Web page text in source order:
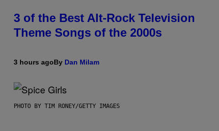
3 of the Best Alt-Rock Television
Theme Songs of the 2000s
3 hours agoBy Dan Milam
PHOTO BY TIM RONEY/GETTY IMAGES